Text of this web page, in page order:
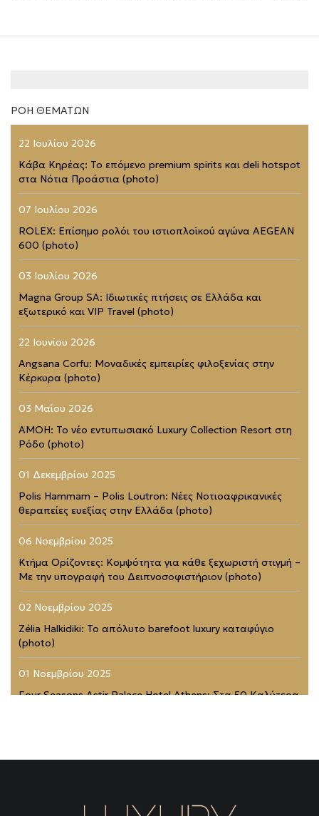
ΡΟΗ ΘΕΜΑΤΩΝ
22 Ιουλίου 2026
Κάβα Κηρέας: Το επόμενο premium spirits και deli hotspot
στα Νότια Προάστια (photo)
07 Ιουλίου 2026
ROLEX: Επίσημο ρολόι του ιστιοπλοϊκού αγώνα AEGEAN
600 (photo)
03 Ιουλίου 2026
Magna Group SA: Ιδιωτικές πτήσεις σε Ελλάδα και
εξωτερικό και VIP Travel (photo)
22 Ιουνίου 2026
Angsana Corfu: Μοναδικές εμπειρίες φιλοξενίας στην
Κέρκυρα (photo)
03 Μαΐου 2026
AMOH: Το νέο εντυπωσιακό Luxury Collection Resort στη
Ρόδο (photo)
01 Δεκεμβρίου 2025
Polis Hammam – Polis Loutron: Νέες Νοτιοαφρικανικές
θεραπείες ευεξίας στην Ελλάδα (photo)
06 Νοεμβρίου 2025
Κτήμα Ορίζοντες: Κομψότητα για κάθε ξεχωριστή στιγμή –
Με την υπογραφή του Δειπνοσοφιστήριον (photo)
02 Νοεμβρίου 2025
Zélia Halkidiki: Το απόλυτο barefoot luxury καταφύγιο
(photo)
01 Νοεμβρίου 2025
Four Seasons Astir Palace Hotel Athens: Στα 50 Καλύτερα
Rodopou & Beyond: Ένα από τα πιο εντυπωσιακά
31 Μαΐου 2025